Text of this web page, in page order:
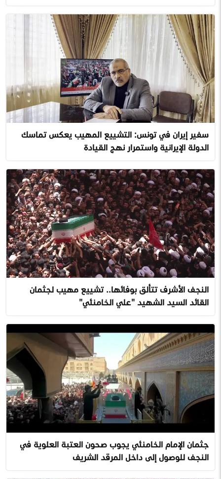
سفير إيران في تونس: التشييع المهيب يعكس تماسك
الدولة الإيرانية واستمرار نهج القيادة
النجف الأشرف تتألق بوفائها.. تشييع مهيب لجثمان
القائد السيد الشهيد "علي الخامنئي"
جثمان الإمام الخامنئي يجوب صحون العتبة العلوية في
النجف للوصول إلى داخل المرقد الشريف